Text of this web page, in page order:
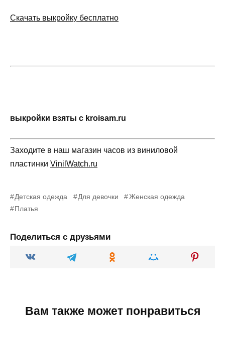
Скачать выкройку бесплатно
выкройки взяты с kroisam.ru
Заходите в наш магазин часов из виниловой
пластинки VinilWatch.ru
Детская одежда Для девочки
Женская одежда
Платья
Поделиться с друзьями
Вам также может понравиться